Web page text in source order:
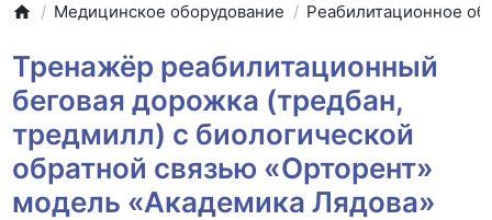
Медицинское оборудование Реабилитационное
Тренажёр реабилитационный
беговая дорожка (тредбан,
тредмилл) с биологической
обратной связью «Орторент»
модель «Академика Лядова»